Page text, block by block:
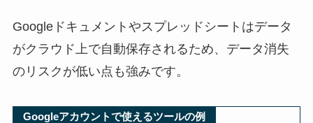
Googleドキュメントやスプレッドシートはデータ
がクラウド上で自動保存されるため、データ消失
のリスクが低い点も強みです。
Googleアカウントで使えるツールの例